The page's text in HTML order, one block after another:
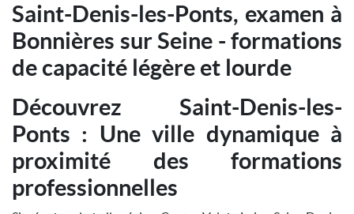
Saint-Denis-les-Ponts, examen à
Bonnières sur Seine - formations
de capacité légère et lourde
Découvrez Saint-Denis-les-
Ponts : Une ville dynamique à
proximité des formations
professionnelles